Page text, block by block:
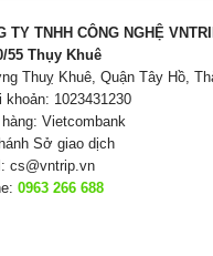
TY TNHH CÔNG NGHỆ
55 Thụy Khuê
Thuỵ Khuê, Quận Tây Hồ,
khoản: 1023431230
hàng: Vietcombank
Sở giao dịch
cs@vntrip.vn
0963 266 688